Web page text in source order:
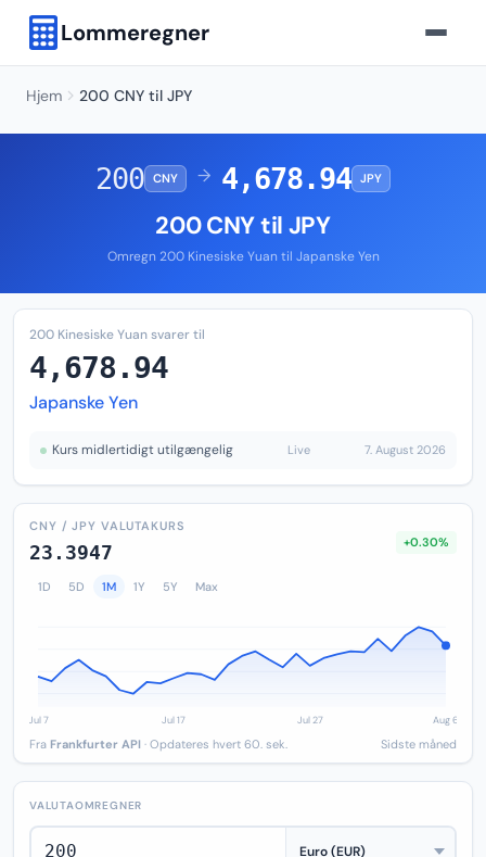
Lommeregner
Hjem 200 CNY til JPY
200 CNY → 4,678.94 JPY
200 CNY til JPY
Omregn 200 Kinesiske Yuan til Japanske Yen
200 Kinesiske Yuan svarer til
4,678.94
Japanske Yen
Kurs midlertidigt utilgængelig Live 7. August 2026
CNY / JPY VALUTAKURS
23.3947 +0.30%
1D 5D 1M 1Y 5Y Max
Fra Frankfurter API · Opdateres hvert 60. sek. Sidste måned
VALUTAOMREGNER